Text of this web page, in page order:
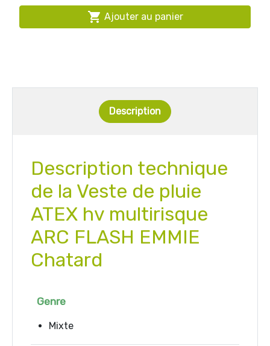
 Ajouter au panier
Description
Description technique
de la Veste de pluie
ATEX hv multirisque
ARC FLASH EMMIE
Chatard
Genre
Mixte